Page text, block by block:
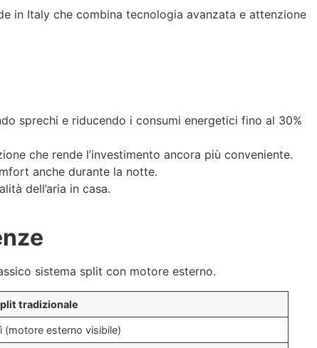
in Italy che combina tecnologia avanzata e attenzione
sprechi e riducendo i consumi energetici fino al 30%
che rende l’investimento ancora più conveniente.
anche durante la notte.
dell’aria in casa.
sistema split con motore esterno.
tradizionale
(motore esterno visibile)